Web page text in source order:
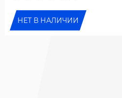
НЕТ В НАЛИЧИИ